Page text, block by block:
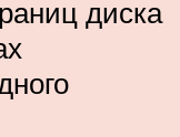
диска